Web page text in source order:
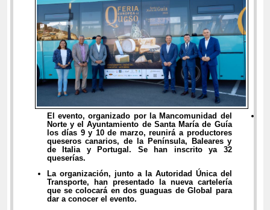
El evento, organizado por la Mancomunidad del
Norte y el Ayuntamiento de Santa María de Guía
los días 9 y 10 de marzo, reunirá a productores
queseros canarios, de la Península, Baleares y
de Italia y Portugal. Se han inscrito ya 32
queserías.
La organización, junto a la Autoridad Única del
Transporte, han presentado la nueva cartelería
que se colocará en dos guaguas de Global para
dar a conocer el evento.